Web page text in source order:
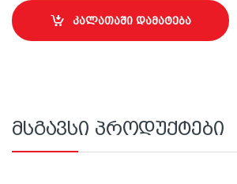
კალათაში დამატება
მსგავსი პროდუქტები